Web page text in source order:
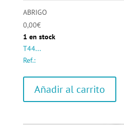
ABRIGO
0,00€
1 en stock
T44...
Ref.:
Añadir al carrito